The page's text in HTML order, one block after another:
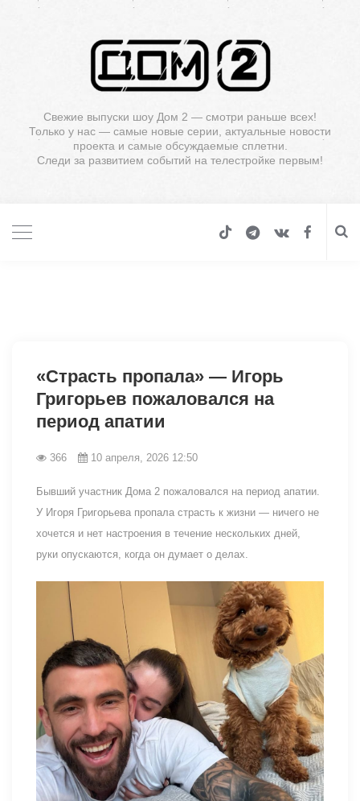
Свежие выпуски шоу Дом 2 — смотри раньше всех!
Только у нас — самые новые серии, актуальные новости
проекта и самые обсуждаемые сплетни.
Следи за развитием событий на телестройке первым!
«Страсть пропала» — Игорь
Григорьев пожаловался на
период апатии
366 10 апреля, 2026 12:50
Бывший участник Дома 2 пожаловался на период апатии.
У Игоря Григорьева пропала страсть к жизни — ничего не
хочется и нет настроения в течение нескольких дней,
руки опускаются, когда он думает о делах.